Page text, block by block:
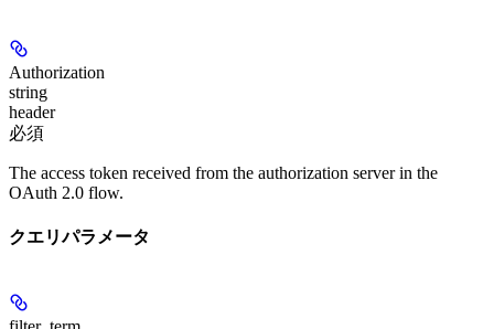
Authorization
string
header
必須
The access token received from the authorization server in the
OAuth 2.0 flow.
クエリパラメータ